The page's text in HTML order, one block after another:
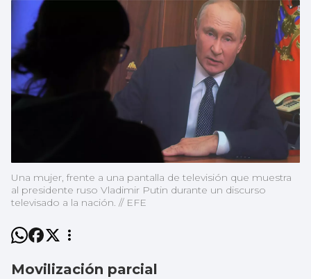
Una mujer, frente a una pantalla de televisión que muestra
al presidente ruso Vladimir Putin durante un discurso
televisado a la nación. // EFE
Movilización parcial